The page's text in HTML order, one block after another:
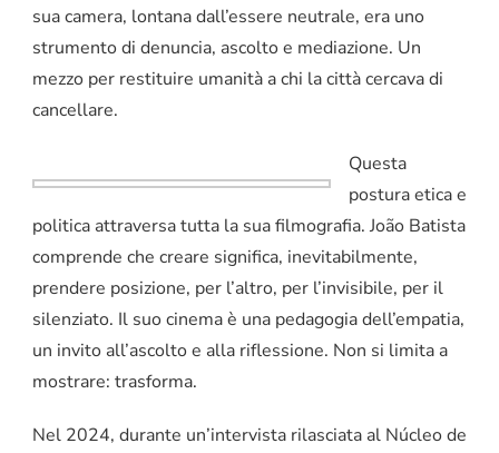
sua camera, lontana dall’essere neutrale, era uno
strumento di denuncia, ascolto e mediazione. Un
mezzo per restituire umanità a chi la città cercava di
cancellare.
Questa
postura etica e
politica attraversa tutta la sua filmografia. João Batista
comprende che creare significa, inevitabilmente,
prendere posizione, per l’altro, per l’invisibile, per il
silenziato. Il suo cinema è una pedagogia dell’empatia,
un invito all’ascolto e alla riflessione. Non si limita a
mostrare: trasforma.
Nel 2024, durante un’intervista rilasciata al Núcleo de